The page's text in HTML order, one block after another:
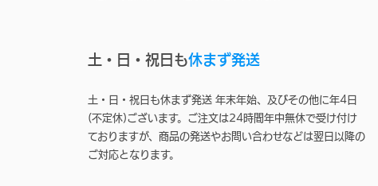
土・日・祝日も休まず発送
土・日・祝日も休まず発送 年末年始、及びその他に年4日
(不定休)ございます。ご注文は24時間年中無休で受け付け
ておりますが、商品の発送やお問い合わせなどは翌日以降の
ご対応となります。